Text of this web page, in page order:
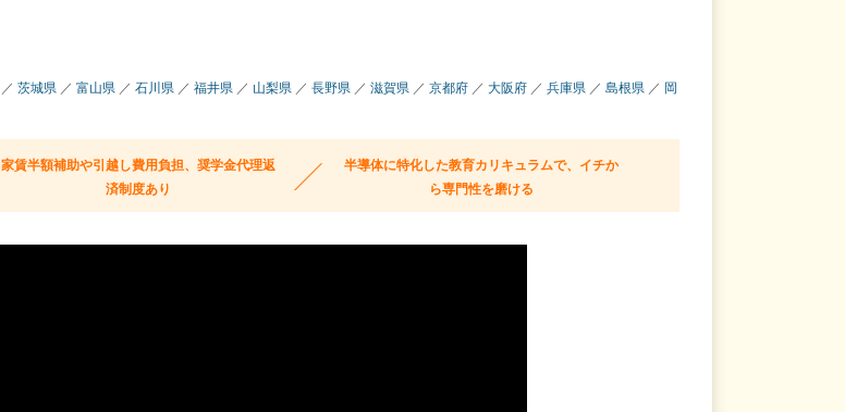
／ 茨城県 ／ 富山県 ／ 石川県 ／ 福井県 ／ 山梨県 ／ 長野県 ／ 滋賀県 ／ 京都府 ／ 大阪府 ／ 兵庫県 ／ 島根県 ／ 岡
家賃半額補助や引越し費用負担、奨学金代理返
済制度あり
半導体に特化した教育カリキュラムで、イチか
ら専門性を磨ける